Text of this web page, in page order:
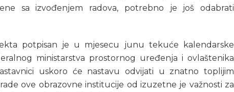
sa izvođenjem radova, potrebno je još odabrati
potpisan je u mjesecu junu tekuće kalendarske
ministarstva prostornog uređenja i ovlaštenika
uskoro će nastavu odvijati u znatno toplijim
ove obrazovne institucije od izuzetne je važnosti za